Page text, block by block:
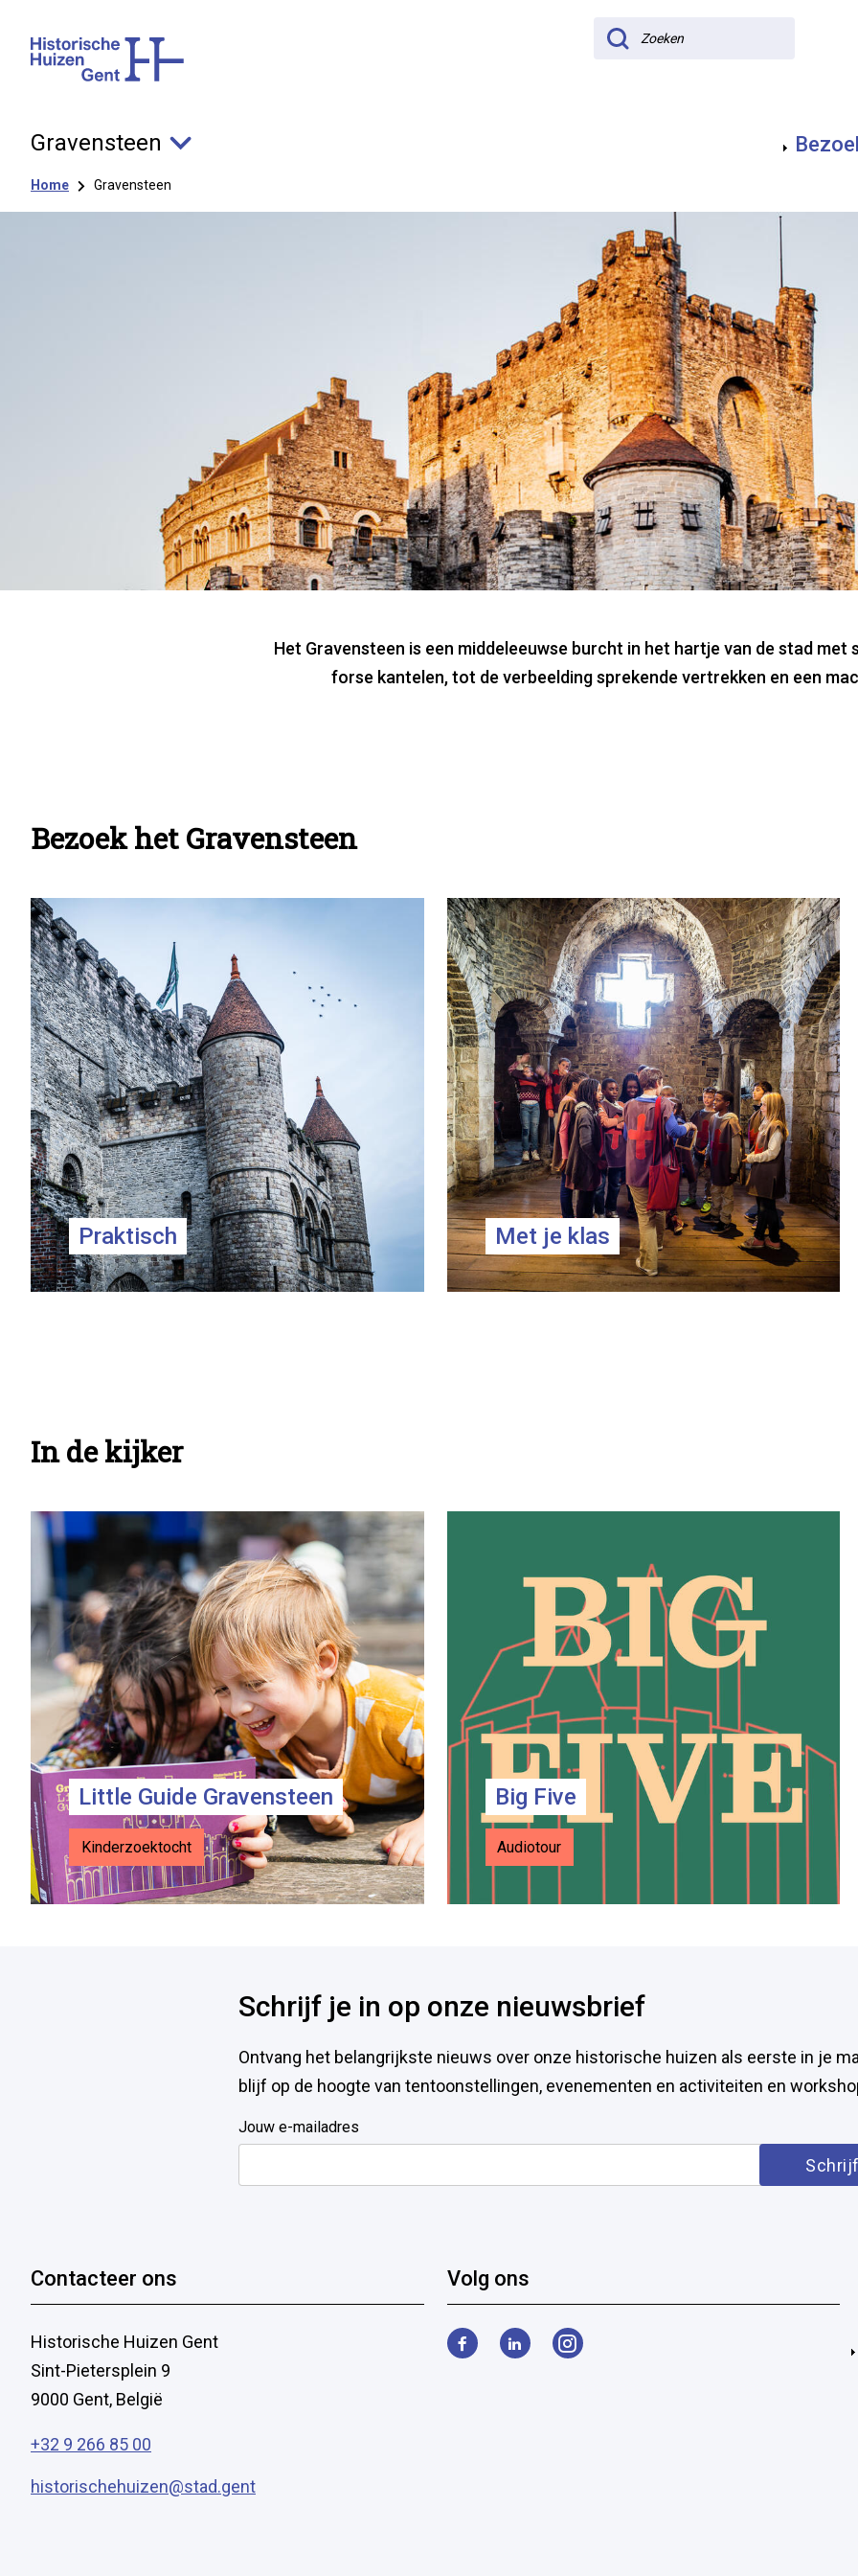
Zoeken
Gravensteen
Kruimelpad
Home Gravensteen
Gra­ven­steen
Het Gravensteen is een middeleeuwse burcht in het hartje van de stad met
forse kantelen, tot de verbeelding sprekende vertrekken en een
Bezoek het Gravensteen
Info
pagina
teasers
Praktisch Met je klas
In de kijker
Info
pagina
teasers
Little Guide Gravensteen
Kinderzoektocht
Big Five
Audiotour
Schrijf je in op onze nieuwsbrief
Ontvang het belangrijkste nieuws over onze historische huizen als eerste in je
blijf op de hoogte van tentoonstellingen, evenementen en activiteiten en
Jouw e-mailadres
Contacteer ons
Historische Huizen Gent
Sint-Pietersplein 9
9000 Gent, België
+32 9 266 85 00
historischehuizen@stad.gent
Volg ons
FacebookLinkedInInstagram